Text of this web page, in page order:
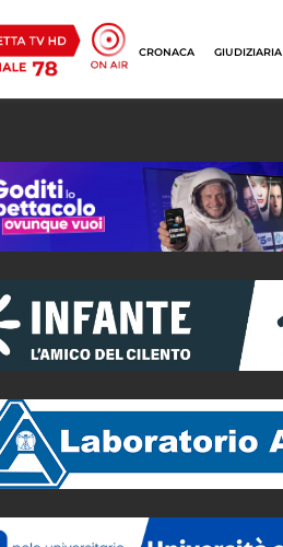
CRONACA GIUDIZIARIA